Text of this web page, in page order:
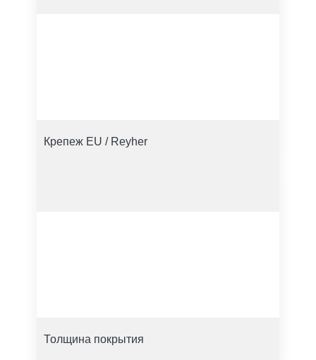
Крепеж EU / Reyher
Толщина покрытия